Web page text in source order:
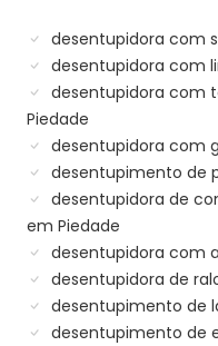
desentupidora com
desentupidora com
desentupidora com
Piedade
desentupidora com
desentupimento de
desentupidora de
em Piedade
desentupidora com
desentupidora de
desentupimento de
desentupimento de